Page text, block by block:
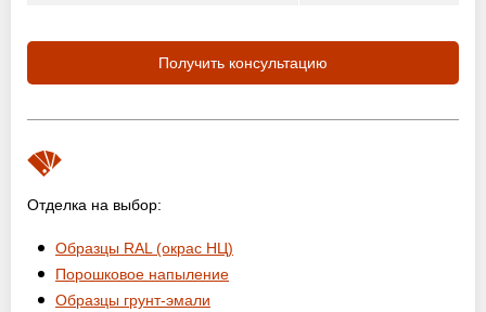
Получить консультацию
Отделка на выбор:
Образцы RAL (окрас НЦ)
Порошковое напыление
Образцы грунт-эмали